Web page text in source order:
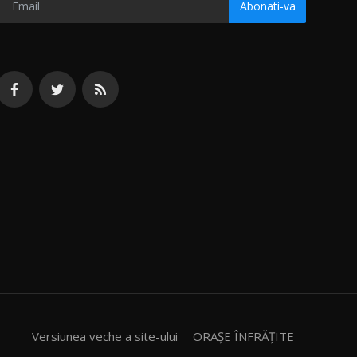
Abonati-va
Versiunea veche a site-ului ORAȘE ÎNFRĂȚITE